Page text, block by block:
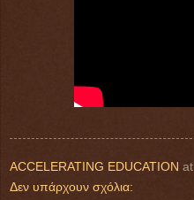
ACCELERATING EDUCATION at
Δεν υπάρχουν σχόλια: